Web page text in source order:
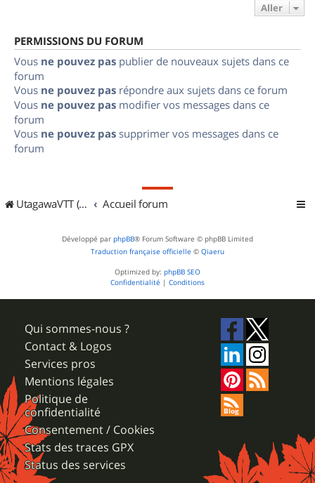
Aller
PERMISSIONS DU FORUM
Vous ne pouvez pas publier de nouveaux sujets dans ce
forum
Vous ne pouvez pas répondre aux sujets dans ce forum
Vous ne pouvez pas modifier vos messages dans ce
forum
Vous ne pouvez pas supprimer vos messages dans ce
forum
UtagawaVTT (Randos VTT et VTTAE avec traces GPS) Accueil forum
Développé par phpBB® Forum Software © phpBB Limited
Traduction française officielle © Qiaeru
Optimized by: phpBB SEO
Confidentialité | Conditions
Qui sommes-nous ?
Contact & Logos
Services pros
Mentions légales
Politique de
confidentialité
Consentement / Cookies
Stats des traces GPX
Status des services